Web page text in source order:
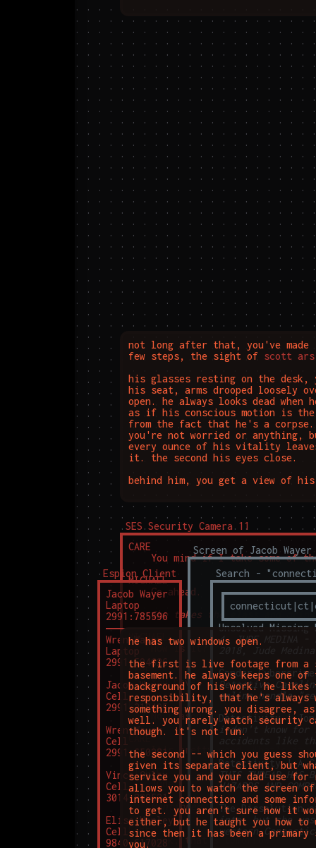
not long after that, you've
few steps, the sight of scott
his glasses resting on the desk,
his seat, arms drooped loosely
open. he always looks dead
as if his conscious motion is
from the fact that he's a
you're not worried or anything,
every ounce of his vitality
it. the second his eyes close.
behind him, you get a view of
SES Security Camera 11
CARE
MICHAEL
	Go ahead.
She takes the glass and
MICHAEL
	How is it?
CARE
	You haven't tried it yourself?
MICHAEL
	No reason to.
CARE
	It's pretty good. What's it for?
MICHAEL
	Jude.
Mentioned, Jude shifts
CARE
	Fuck, that's tomorrow?
Screen of Jacob
Espion Client
Jacob Wayer
Laptop
Wren Wayer
Laptop
2991:594626
Jacob Wayer
Cell
2991:218495
Wren Wayer
Cell
2991:650281
Vince Oxley
Cell
3014:889521
Elise Hanley
Cell
9840:617028
Search -
4. JUDE MEDINA
2018, Jude
Detective
online handle
i don't know
THIS THREAD HAS
HAZARDS AND
into, but she
western
he has two windows open.
the first is live footage from a
basement. he always keeps one
background of his work. he
responsibility, that he's always
something wrong. you disagree,
well. you rarely watch security
though. it's not fun.
the second -- which you guess
given its separate client, but
service you and your dad use
allows you to watch the screen
internet connection and some
to get. you aren't sure how it
either, but he taught you how to
since then it has been a
you.